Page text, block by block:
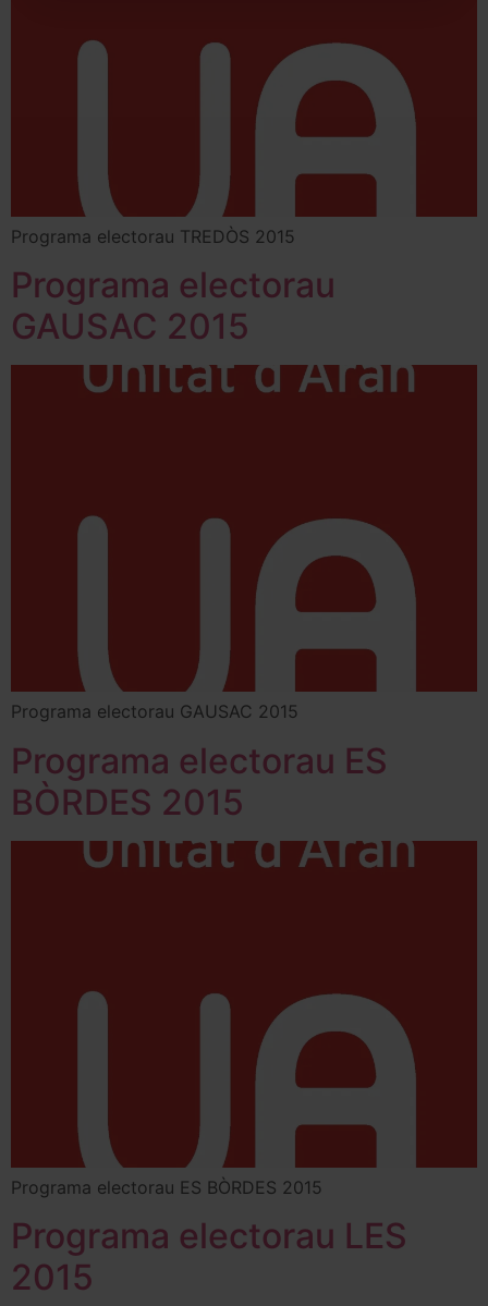
Programa electorau TREDÒS 2015
Programa electorau
GAUSAC 2015
Programa electorau GAUSAC 2015
Programa electorau ES
BÒRDES 2015
Programa electorau ES BÒRDES 2015
Programa electorau LES
2015